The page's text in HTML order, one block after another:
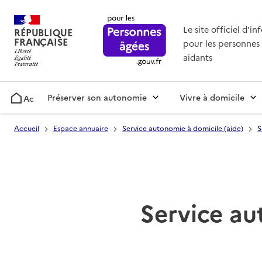
RÉPUBLIQUE
FRANÇAISE
Le site officiel
pour les personnes
aidants
AccueilPréserver son autonomie Vivre à domicile
Accueil Espace annuaire Service autonomie à domicile (aide)
Service